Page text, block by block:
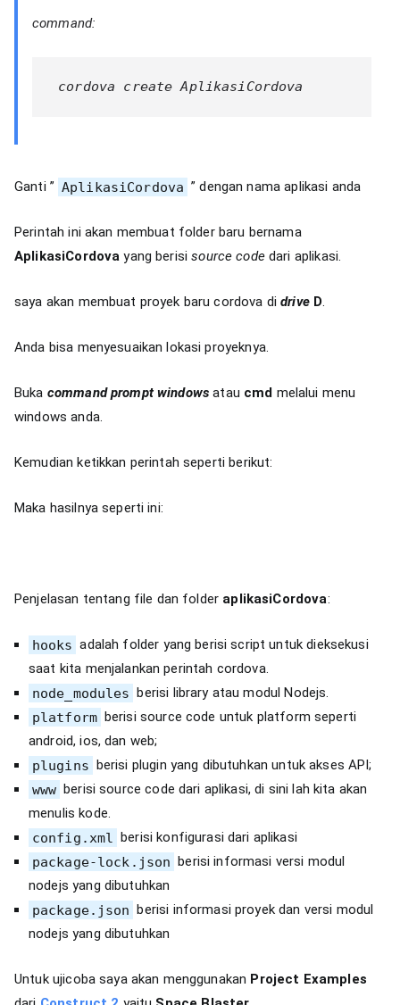
command:
cordova create AplikasiCordova
Ganti ” AplikasiCordova ” dengan nama aplikasi anda
Perintah ini akan membuat folder baru bernama
AplikasiCordovayang berisisource codedari aplikasi.
saya akan membuat proyek baru cordova didrive D.
Anda bisa menyesuaikan lokasi proyeknya.
Buka command prompt windows atau cmd melalui menu
windows anda.
Kemudian ketikkan perintah seperti berikut:
Maka hasilnya seperti ini:
Penjelasan tentang file dan folder aplikasiCordova:
hooks adalah folder yang berisi script untuk dieksekusi
saat kita menjalankan perintah cordova.
node_modules
berisi library atau modul Nodejs.
platform berisi source code untuk platform seperti
android, ios, dan web;
plugins
berisi plugin yang dibutuhkan untuk akses API;
www berisi source code dari aplikasi, di sini lah kita akan
menulis kode.
config.xml
berisi konfigurasi dari aplikasi
package-lock.json
berisi informasi versi modul
nodejs yang dibutuhkan
package.json
berisi informasi proyek dan versi modul
nodejs yang dibutuhkan
Untuk ujicoba saya akan menggunakan Project Examples